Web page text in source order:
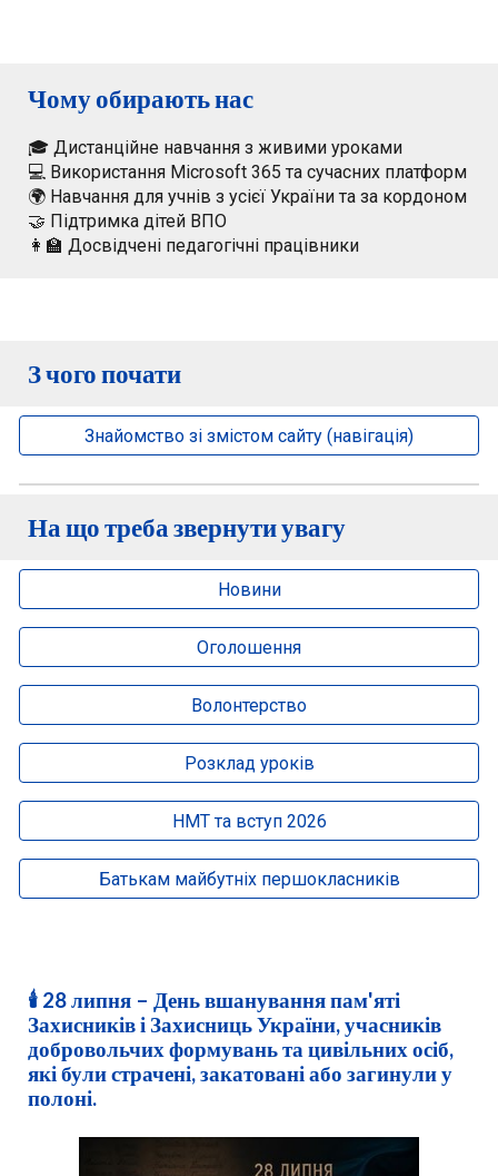
Чому обирають нас
🎓 Дистанційне навчання з живими уроками
💻 Використання Microsoft 365 та сучасних платформ
🌍 Навчання для учнів з усієї України та за кордоном
🤝 Підтримка дітей ВПО
👩‍🏫 Досвідчені педагогічні працівники
З чого почати
Знайомство зі змістом сайту (навігація)
На що треба звернути увагу
Новини
Оголошення
Волонтерство
Розклад уроків
НМТ та вступ 2026
Батькам майбутніх першокласників
🕯️ 28 липня – День вшанування пам'яті
Захисників і Захисниць України, учасників
добровольчих формувань та цивільних осіб,
які були страчені, закатовані або загинули у
полоні.